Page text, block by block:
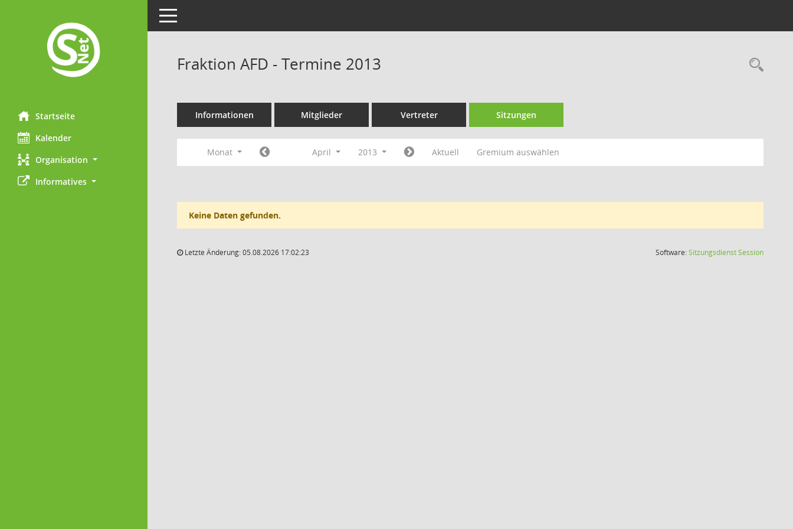
Startseite
Kalender
Organisation
Informatives
Toggle navigation
Fraktion AFD - Termine 2013
Informationen Mitglieder Vertreter Sitzungen
Monat April 2013 Aktuell Gremium auswählen
Keine Daten gefunden.
Letzte Änderung: 05.08.2026 17:02:23 Software:SitzungsdienstSession(Wird in